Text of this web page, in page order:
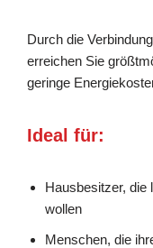
Durch die
erreichen Sie
geringe
Ideal für:
Hausbesitzer, die
wollen
Menschen, die